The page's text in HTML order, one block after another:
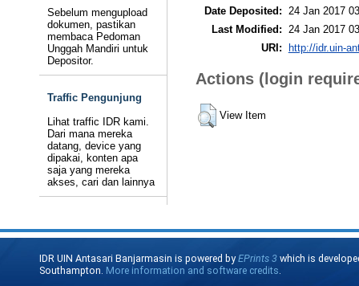
Sebelum mengupload
dokumen, pastikan
membaca Pedoman
Unggah Mandiri untuk
Depositor.
Traffic Pengunjung
Lihat traffic IDR kami.
Dari mana mereka
datang, device yang
dipakai, konten apa
saja yang mereka
akses, cari dan lainnya
Date Deposited:
24 Jan 2017
Last Modified:
24 Jan 2017
URI:
http://idr.uin-
Actions (login
View Item
IDR UIN Antasari Banjarmasin is powered byEPrints 3 which is
Southampton. More information and software credits.